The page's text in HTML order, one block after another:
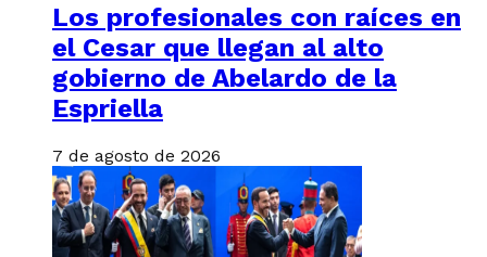
Los profesionales con raíces en
el Cesar que llegan al alto
gobierno de Abelardo de la
Espriella
7 de agosto de 2026